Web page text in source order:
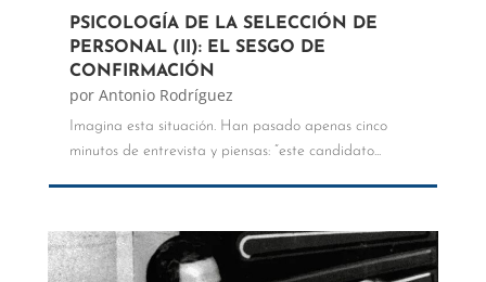
PSICOLOGÍA DE LA SELECCIÓN DE
PERSONAL (II): EL SESGO DE
CONFIRMACIÓN
por Antonio Rodríguez
Imagina esta situación. Han pasado apenas cinco
minutos de entrevista y piensas: “este candidato...